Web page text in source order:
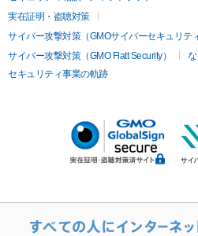
実在証明・盗聴対策
サイバー攻撃対策（GMOサイバーセキュリテ
サイバー攻撃対策（GMO Flatt Security）
セキュリティ事業の軌跡